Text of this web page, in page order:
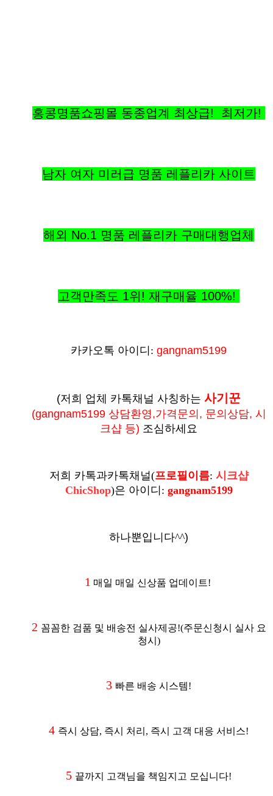
홍콩명품쇼핑몰 동종업계 최상급! 최저가!
남자 여자 미러급 명품 레플리카 사이트
해외 No.1 명품 레플리카 구매대행업체
고객만족도 1위! 재구매율 100%!
카카오톡 아이디: gangnam5199
(저희 업체 카톡채널 사칭하는 사기꾼
(gangnam5199 상담환영,가격문의, 문의상담, 시
크샵 등) 조심하세요
저희 카톡과카톡채널(프로필이름: 시크샵
ChicShop)은 아이디: gangnam5199
하나뿐입니다^^)
1 매일 매일 신상품 업데이트!
2 꼼꼼한 검품 및 배송전 실사제공!(주문신청시 실사 요
청시 )
3 빠른 배송 시스템!
4 즉시 상담, 즉시 처리, 즉시 고객 대응 서비스!
5 끝까지 고객님을 책임지고 모십니다!